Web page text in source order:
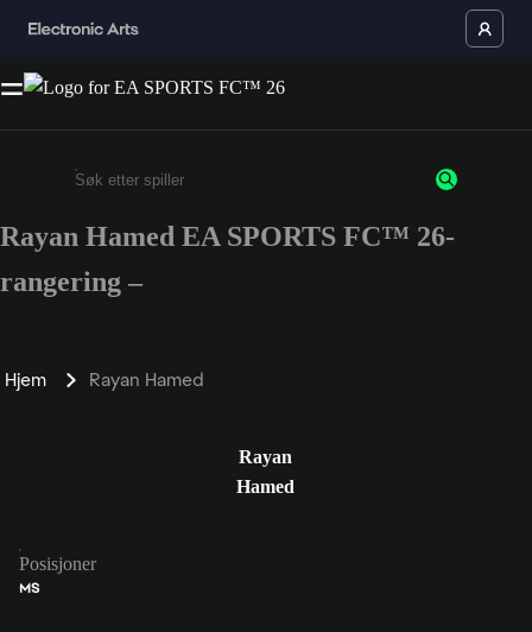
Enter a minimum of 3 characters or numbers
Rayan Hamed EA SPORTS FC™ 26-
rangering –
Hjem Rayan Hamed
Rayan
Hamed
Posisjoner
MS